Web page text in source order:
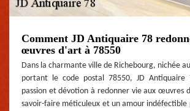
Comment JD Antiquaire 78
œuvres d'art à 78550
Dans la charmante ville de Richebourg, nichée
portant le code postal 78550, JD Antiquaire
passion et dévotion à redonner vie aux œuvres
savoir-faire méticuleux et un amour